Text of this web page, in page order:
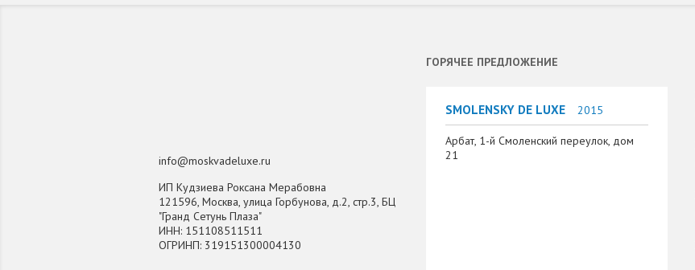
info@moskvadeluxe.ru
ИП Кудзиева Роксана Мерабовна
121596, Москва, улица Горбунова, д.2, стр.3, БЦ
"Гранд Сетунь Плаза"
ИНН: 151108511511
ОГРИНП: 319151300004130
ГОРЯЧЕЕ ПРЕДЛОЖЕНИЕ
SMOLENSKY DE LUXE 2015
Арбат, 1-й Смоленский переулок, дом
21